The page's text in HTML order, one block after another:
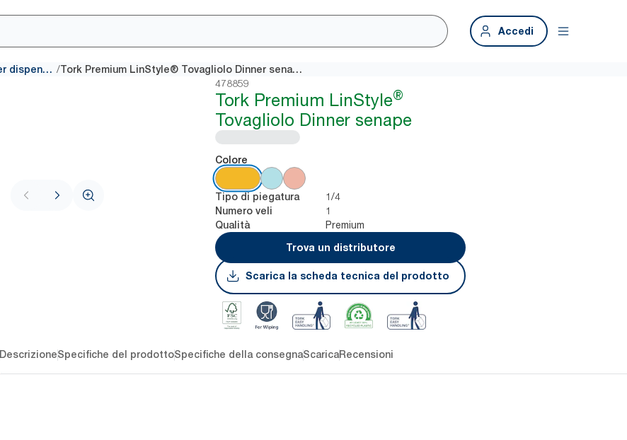
Accedi
Tovaglioli tradizionali per dispenser / Tork Premium LinStyle® Tovagliolo Dinner senape
478859
Tork Premium LinStyle®
Tovagliolo Dinner senape
Colore
Tipo di piegatura 1/4
Numero veli 1
Qualità
Premium
Trova un distributore
Scarica la scheda tecnica del prodotto
DescrizioneSpecifiche del prodottoSpecifiche della consegnaScaricaRecensioni